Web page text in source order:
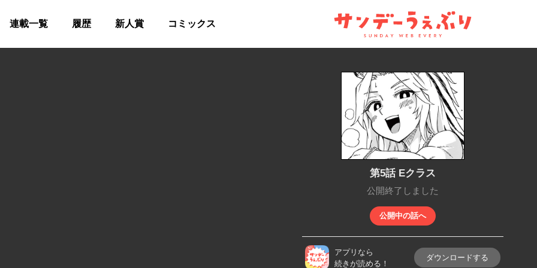
サンデーうぇぶり
連載一覧 履歴 新人賞 コミックス
第5話 Eクラス
公開終了しました
公開中の話へ
アプリなら
続きが読める！
ダウンロードする